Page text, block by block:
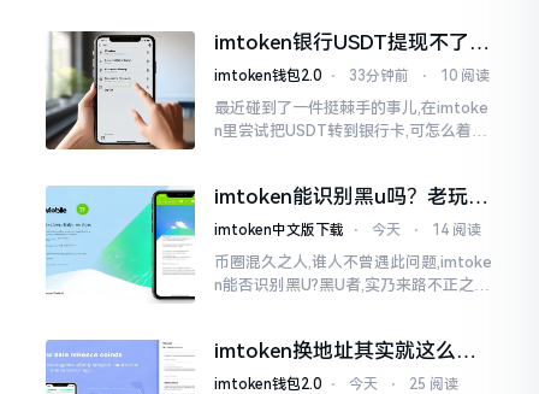
imtoken银行USDT提现不了？
这几个法子能帮你搞定
imtoken钱包2.0 ⋅ 33分钟前 ⋅ 10 阅读
最近碰到了一件挺棘手的事儿,在imtoke
n里尝试把USDT转到银行卡,可怎么着都
么时长
imtoken能识别黑u吗？老玩家
告诉你真相
imtoken中文版下载 ⋅ 今天 ⋅ 14 阅读
币圈混久之人,谁人不曾遇此问题,imtoke
n能否识别黑U?黑U者,实乃来路不正之钱
imtoken换地址其实就这么回
事
imtoken钱包2.0 ⋅ 今天 ⋅ 25 阅读